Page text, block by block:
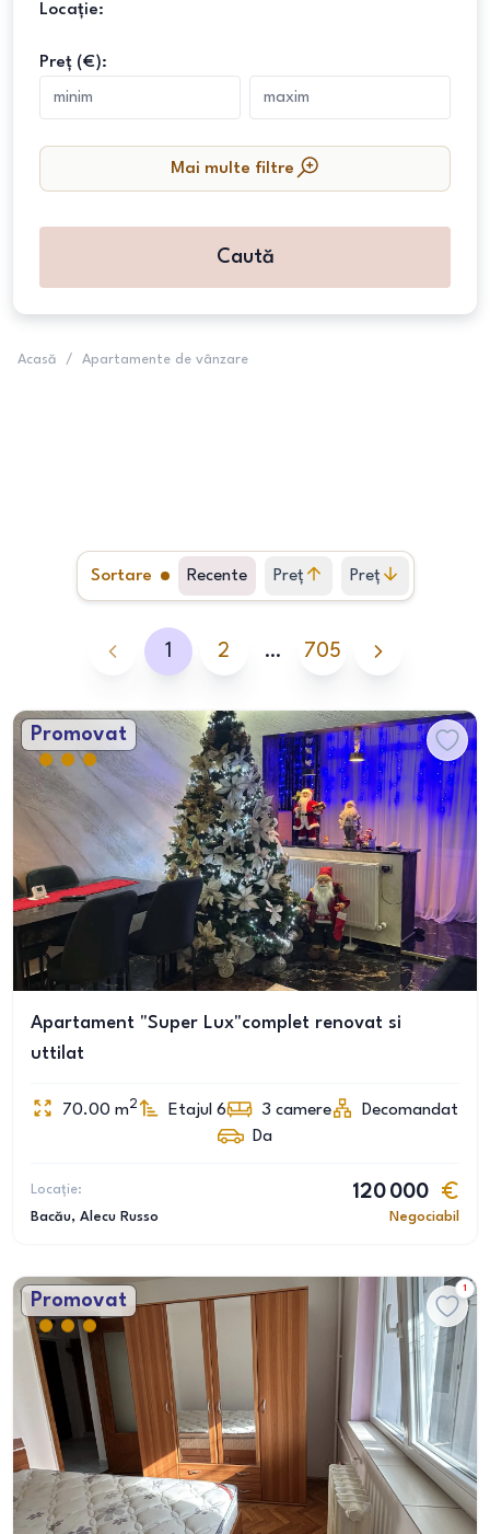
Locație:
Preț (€):
Mai multe filtre
Caută
Acasă / Apartamente de vânzare
Sortare Recente Preț
crescător
Preț
descrescător
1 2 … 705
Promovat
Apartament "Super Lux"complet renovat si
uttilat
70.00 m2 Etajul 6 3 camere
Decomandat
Da
Locație:
Bacău, Alecu Russo
120 000
Negociabil
Promovat
1